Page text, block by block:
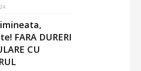
FARA DURERI
CU